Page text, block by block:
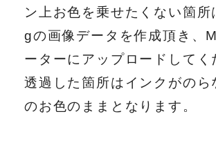
ン上お色を乗せたくない箇
gの画像データを作成頂き、
ーターにアップロードして
透過した箇所はインクがの
のお色のままとなります。